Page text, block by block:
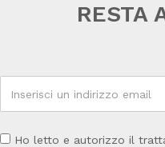
RESTA
Ho letto e autorizzo il